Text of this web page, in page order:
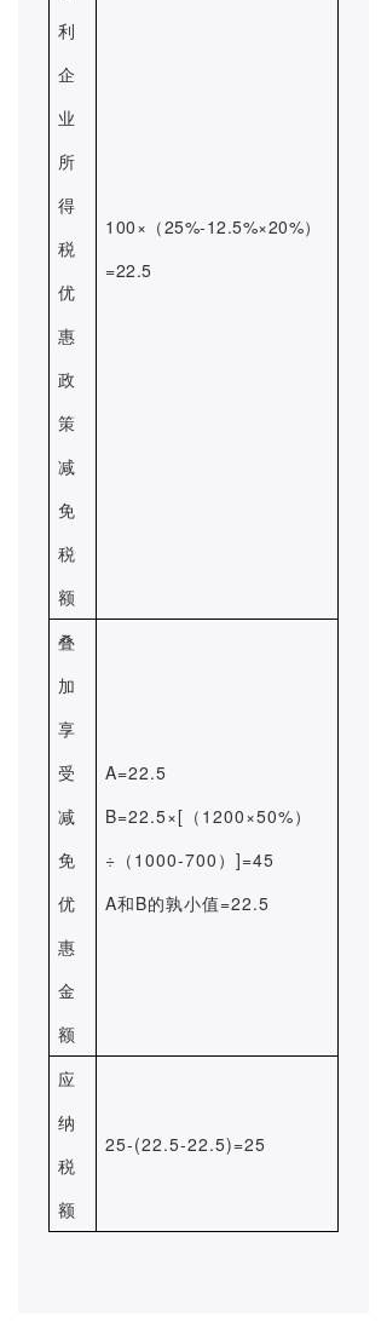
利
企
业
所
得
税
优
惠
政
策
减
免
税
额
100×（25%-12.5%×20%）
=22.5
叠
加
享
受
减
免
优
惠
金
额
A=22.5
B=22.5×[（1200×50%）
÷（1000-700）]=45
A和B的孰小值=22.5
应
纳
税
额
25-(22.5-22.5)=25